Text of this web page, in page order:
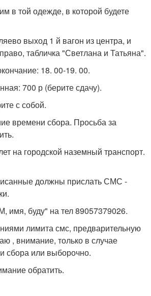
в той одежде, в которой будете
выход 1 й вагон из центра, и
табличка "Светлана и Татьяна".
18. 00-19. 00.
700 р (берите сдачу).
с собой.
времени сбора. Просьба за
на городской наземный транспорт.
должны прислать СМС -
имя, буду" на тел 89057379026.
лимита смс, предварительную
, внимание, только в случае
сбора или выборочно.
обратить.